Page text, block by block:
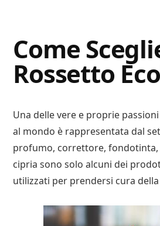
Advisory
Come
Rossetto
Una delle vere e proprie
al mondo è rappresentata dal
profumo, correttore,
cipria sono solo alcuni dei
utilizzati per prendersi cura